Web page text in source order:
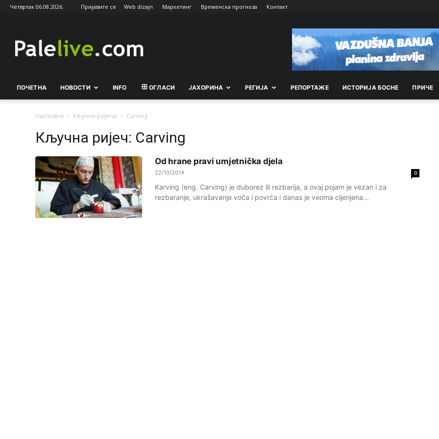
Четвртак 06.08.2026. Пријавите се Web dizajn Маркетинг Временска прогноза Контакт
ПОЧЕТНА НОВОСТИ INFO ОГЛАСИ ЈАХОРИНА РEГИЈА РEПОРТАЖE ИСТОРИЈА БОСНЕ ПРИЧЕ
Насловна Кључне ријечи Carving
Кључна ријеч: Carving
Od hrane pravi umjetnička djela
22/10/2014 0
Karving (eng. Carving) je duborez ili rezbarija, a ovaj pojam je vezan i za
rezbaranje, ukrašavanje voća i povrća i danas je veoma cijenjena...